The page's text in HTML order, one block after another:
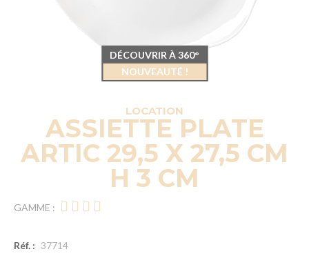
LOCATION
ASSIETTE PLATE
ARTIC 29,5 X 27,5 CM
H 3 CM
GAMME :
Réf. : 37714
DÉCOUVRIR À 360°
NOUVEAUTÉ !